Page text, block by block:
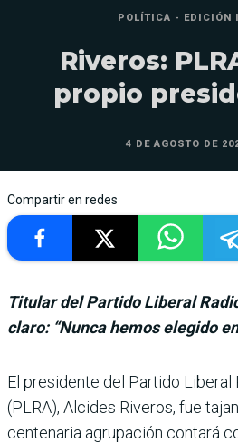
POLÍTICA - EDICIÓN
Riveros:
propio
4 DE AGOSTO DE
Compartir en redes
Titular del Partido Liberal
claro: “Nunca hemos elegido
El presidente del Partido Liberal
(PLRA), Alcides Riveros, fue
cen­tenaria agrupación contará